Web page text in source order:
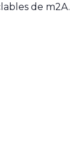
de m2A.